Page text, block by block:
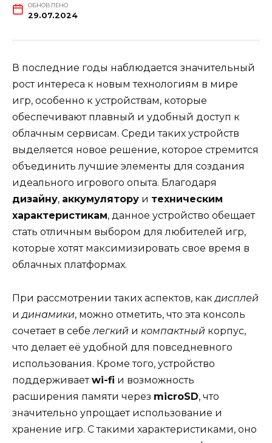
ОБНОВЛЕНО
29.07.2024
В последние годы наблюдается значительный
рост интереса к новым технологиям в мире
игр, особенно к устройствам, которые
обеспечивают плавный и удобный доступ к
облачным сервисам. Среди таких устройств
выделяется новое решение, которое стремится
объединить лучшие элементы для создания
идеального игрового опыта. Благодаря
дизайну, аккумулятору и техническим
характеристикам, данное устройство обещает
стать отличным выбором для любителей игр,
которые хотят максимизировать свое время в
облачных платформах.
При рассмотрении таких аспектов, как дисплей
и динамики, можно отметить, что эта консоль
сочетает в себе легкий и компактный корпус,
что делает её удобной для повседневного
использования. Кроме того, устройство
поддерживаетwi-fi и возможность
расширения памяти через microSD, что
значительно упрощает использование и
хранение игр. С такими характеристиками, оно